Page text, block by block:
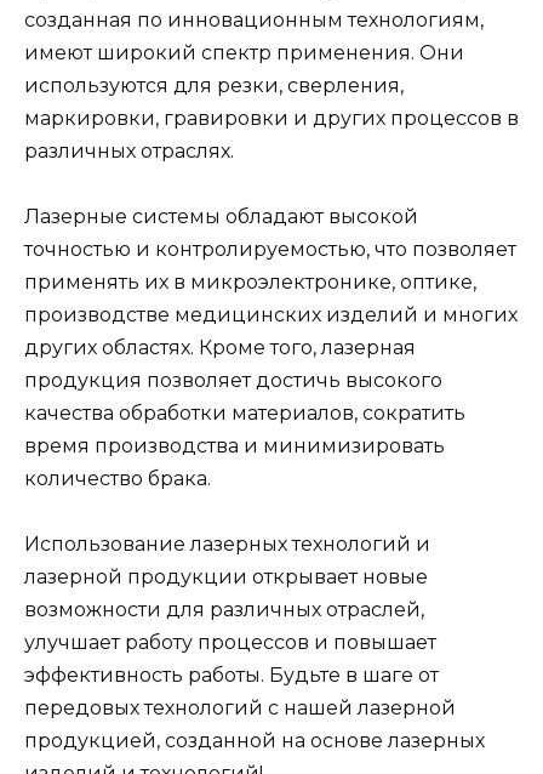
созданная по инновационным технологиям,
имеют широкий спектр применения. Они
используются для резки, сверления,
маркировки, гравировки и других процессов в
различных отраслях.
Лазерные системы обладают высокой
точностью и контролируемостью, что позволяет
применять их в микроэлектронике, оптике,
производстве медицинских изделий и многих
других областях. Кроме того, лазерная
продукция позволяет достичь высокого
качества обработки материалов, сократить
время производства и минимизировать
количество брака.
Использование лазерных технологий и
лазерной продукции открывает новые
возможности для различных отраслей,
улучшает работу процессов и повышает
эффективность работы. Будьте в шаге от
передовых технологий с нашей лазерной
продукцией, созданной на основе лазерных